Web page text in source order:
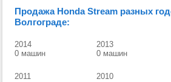
Продажа Honda Stream разных
Волгограде:
2014
0 машин
2013
0 машин
2011
2010